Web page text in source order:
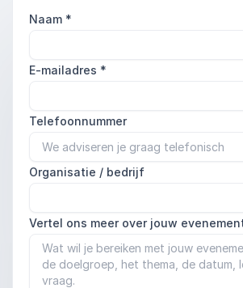
Naam *
E-mailadres *
Telefoonnummer
Organisatie / bedrijf
Vertel ons meer over jouw